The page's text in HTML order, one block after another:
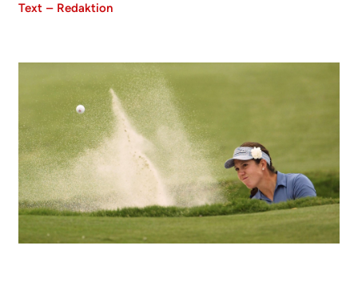
Text – Redaktion